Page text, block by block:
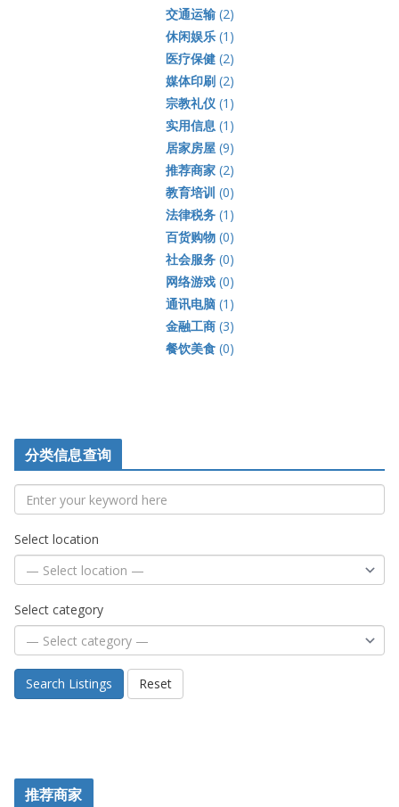
交通运输(2)
休闲娱乐(1)
医疗保健(2)
媒体印刷(2)
宗教礼仪(1)
实用信息(1)
居家房屋(9)
推荐商家(2)
教育培训 (0)
法律税务(1)
百货购物(0)
社会服务(0)
网络游戏(0)
通讯电脑(1)
金融工商(3)
餐饮美食(0)
分类信息查询
Select location
Select category
Search Listings Reset
推荐商家